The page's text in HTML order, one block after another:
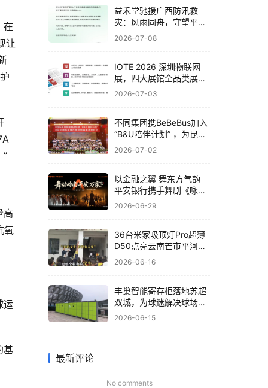
在
让
高
氧
运
基
​益禾堂驰援广西防汛救
灾：风雨同舟，守望平
安！
2026-07-08
IOTE 2026 深圳物联网
展，四大展馆全品类展品
与头部企业一览！
2026-07-03
不同集团携BeBeBus加入
“B&U陪伴计划” ，为昆明
孤残儿童送关爱
2026-07-02
以金融之翼 舞东方气韵
平安银行携手舞剧《咏
春》共筑非遗文化新体验
2026-06-29
36台米家吸顶灯Pro超薄
D50点亮云南芒市平河小
学，小米为大山孩子送去
2026-06-16
丰巢智能寄存柜落地苏超
双城，为球迷解决球场存
包难题
2026-06-15
最新评论
No comments